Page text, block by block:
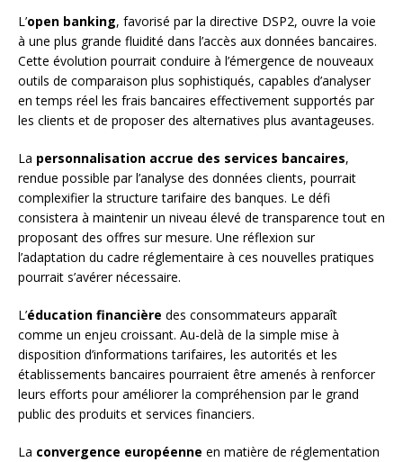
L’open banking, favorisé par la directive DSP2, ouvre la voie
à une plus grande fluidité dans l’accès aux données bancaires.
Cette évolution pourrait conduire à l’émergence de nouveaux
outils de comparaison plus sophistiqués, capables d’analyser
en temps réel les frais bancaires effectivement supportés par
les clients et de proposer des alternatives plus avantageuses.
La personnalisation accrue des services bancaires,
rendue possible par l’analyse des données clients, pourrait
complexifier la structure tarifaire des banques. Le défi
consistera à maintenir un niveau élevé de transparence tout en
proposant des offres sur mesure. Une réflexion sur
l’adaptation du cadre réglementaire à ces nouvelles pratiques
pourrait s’avérer nécessaire.
L’éducation financière des consommateurs apparaît
comme un enjeu croissant. Au-delà de la simple mise à
disposition d’informations tarifaires, les autorités et les
établissements bancaires pourraient être amenés à renforcer
leurs efforts pour améliorer la compréhension par le grand
public des produits et services financiers.
La convergence européenne en matière de réglementation